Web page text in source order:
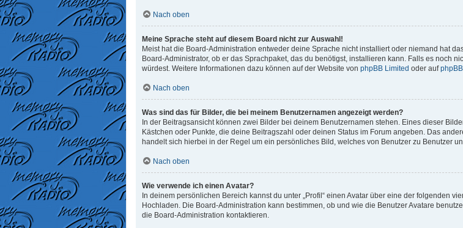
Nach oben
Meine Sprache steht auf diesem Board nicht zur Auswahl!
Meist hat die Board-Administration entweder deine Sprache nicht installiert oder niemand hat
Board-Administrator, ob er das Sprachpaket, das du benötigst, installieren kann. Falls es noch
würdest. Weitere Informationen dazu können auf der Website von phpBB Limited oder auf
Nach oben
Was sind das für Bilder, die bei meinem Benutzernamen angezeigt werden?
In der Beitragsansicht können zwei Bilder bei deinem Benutzernamen stehen. Eines dieser
Kästchen oder Punkte, die deine Beitragszahl oder deinen Status im Forum angeben. Das
handelt sich hierbei in der Regel um ein persönliches Bild, welches von Benutzer zu Benutzer
Nach oben
Wie verwende ich einen Avatar?
In deinem persönlichen Bereich kannst du unter „Profil“ einen Avatar über eine der folgenden
Hochladen. Die Board-Administration kann bestimmen, ob und wie die Benutzer Avatare
die Board-Administration kontaktieren.